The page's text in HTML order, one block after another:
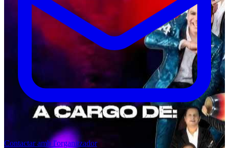
Contactar amb l'organitzador